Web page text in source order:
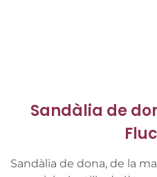
Sandàlia de
Sandàlia de dona, de la